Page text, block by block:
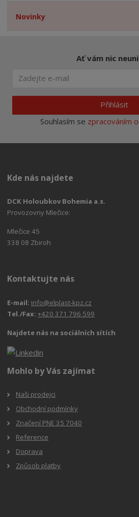
Novinky
Ať vám nic
Přihlásit
Souhlasím se zpracováním
Kde nás najdete
DCK Holoubkov Bohemia a.s.
Provozovny Mlečice:
Mlečice 45
338 08 Zbiroh
Kontaktujte nás
E-mail: info@elplast-kpz.cz
Tel./Fax:+420 371 796 599
Najdete nás na sociálních sítích
Mohlo by Vás zajímat
Naši prodejci
Obchodní podmínky
Značení PNE 35 7040
Reference
Doprava
Způsob platby